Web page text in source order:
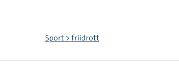
Sport > friidrott